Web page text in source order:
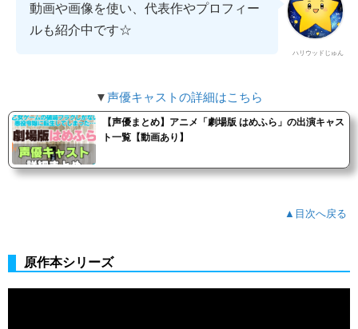
ハリウッドじゅん
動画や画像を使い、代表作やプロフィー
ルも紹介中です☆
▼声優キャストの詳細はこちら
【声優まとめ】アニメ「劇場版 はめふら」の出演キャス
ト一覧【動画あり】
▲目次へ戻る
原作本シリーズ